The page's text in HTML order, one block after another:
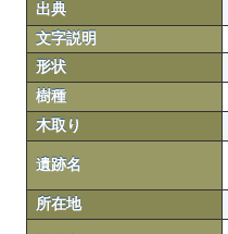
出典
文字説明
形状
樹種
木取り
遺跡名
所在地